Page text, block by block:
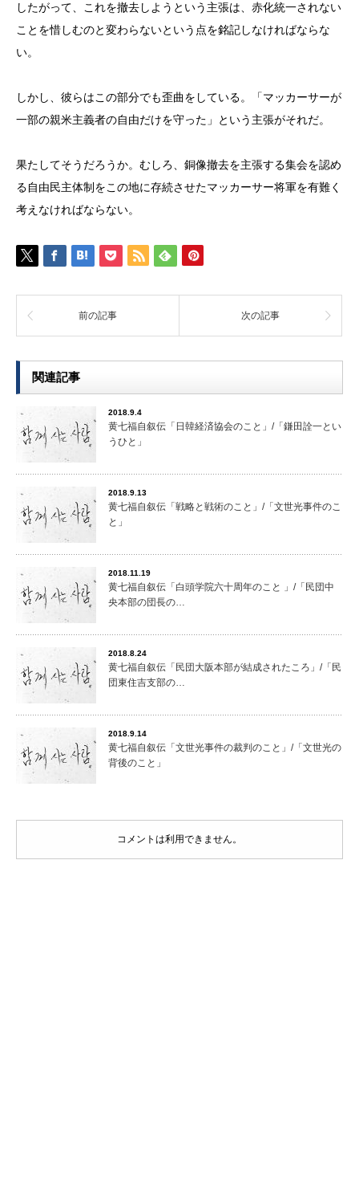
したがって、これを撤去しようという主張は、赤化統一されない
ことを惜しむのと変わらないという点を銘記しなければならな
い。
しかし、彼らはこの部分でも歪曲をしている。「マッカーサーが
一部の親米主義者の自由だけを守った」という主張がそれだ。
果たしてそうだろうか。むしろ、銅像撤去を主張する集会を認め
る自由民主体制をこの地に存続させたマッカーサー将軍を有難く
考えなければならない。
前の記事 次の記事
関連記事
2018.9.4
黄七福自叙伝「日韓経済協会のこと」/「鎌田詮一とい
うひと」
2018.9.13
黄七福自叙伝「戦略と戦術のこと」/「文世光事件のこ
と」
2018.11.19
黄七福自叙伝「白頭学院六十周年のこと 」/「民団中
央本部の団長の…
2018.8.24
黄七福自叙伝「民団大阪本部が結成されたころ」/「民
団東住吉支部の…
2018.9.14
黄七福自叙伝「文世光事件の裁判のこと」/「文世光の
背後のこと」
コメントは利用できません。